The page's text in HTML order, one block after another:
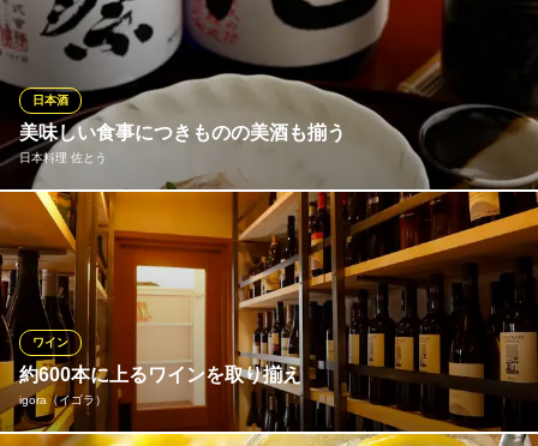
を楽しむことができます。好みと飲む量などをお伝えいただけれ
ば、日本酒に精通した店主が選んだ「その日美味しいお酒」をご
提供いたします。
蕎麦前 ながえ、
尾山台で蕎麦と日本酒
東急大井町線尾山台駅 徒歩2分
東京都世田谷区等々力4-9-3 M’S Garden尾山台1F
美味しい食事につきものの美酒も揃う
日本料理 佐とう
日本酒
日本料理店は、一見すると敷居が高そうだが、この店にそのよう
な堅苦しさはない。「ご家族連れが、気軽に食事を愉しめる店に
したかったので住宅街に店を出しました」という店主の佐藤良輔
氏。店主が厳選した美味しい酒も揃うので、記念日やお祝いご
と、家族での会食など、子どもから年配の方まで幅広い年齢層で
利用できる。
日本料理 佐とう
約600本に上るワインを取り揃え
igora（イゴラ）
ワイン